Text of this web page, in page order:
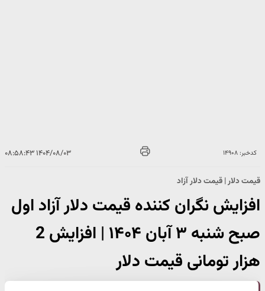
کدخبر: ۱۴۹۰۸ ۱۴۰۴/۰۸/۰۳ ۰۸:۵۸:۴۳
قیمت دلار | قیمت دلار آزاد
افزایش نگران کننده قیمت دلار آزاد اول
صبح شنبه ۳ آبان ۱۴۰۴ | افزایش 2
هزار تومانی قیمت دلار